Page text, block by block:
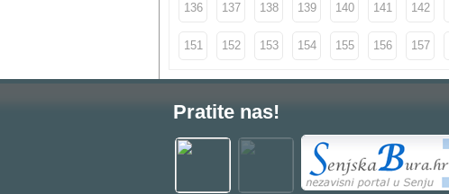
136 137 138 139 140 141 142
151 152 153 154 155 156 157
Pratite nas!